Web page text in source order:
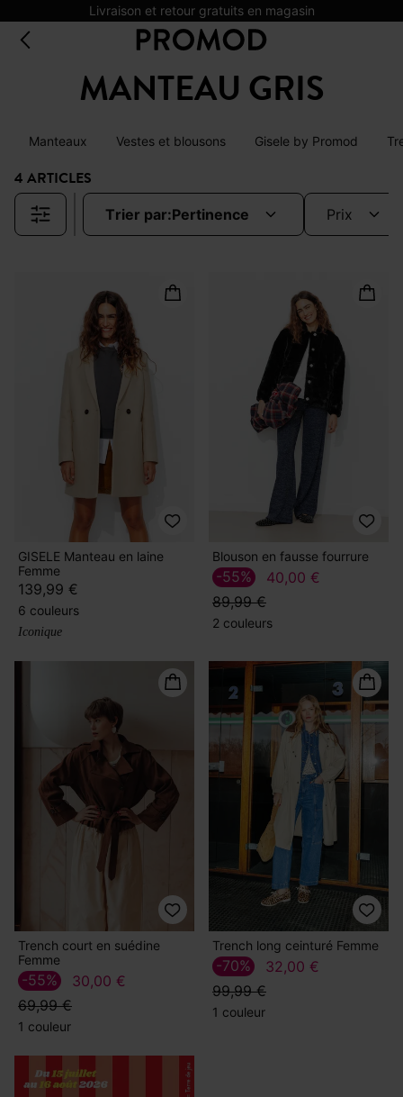
Livraison et retour gratuits en magasin
MANTEAU GRIS
Manteaux Vestes et blousons Gisele by Promod
4 ARTICLES
trier par: pertinence prix
GISELE Manteau en laine
Femme
139,99 €
6 couleurs
Iconique
Blouson en fausse fourrure
40,00 €
89,99 €
-55%
2 couleurs
Trench court en suédine
Femme
30,00 €
69,99 €
-55%
1 couleur
Trench long ceinturé Femme
32,00 €
99,99 €
-70%
1 couleur